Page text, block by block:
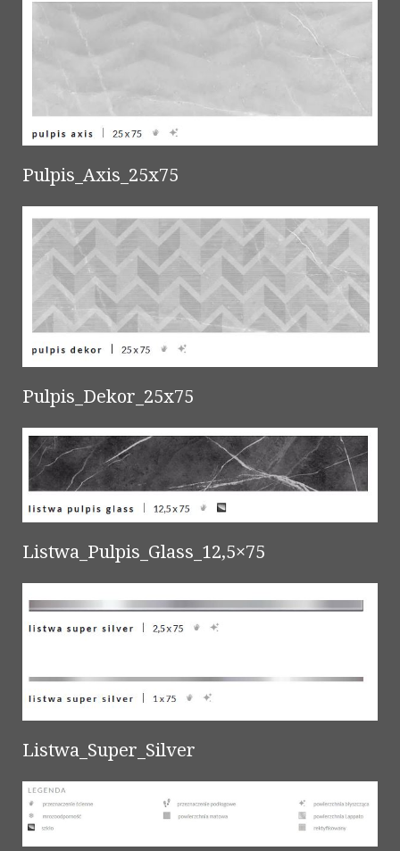
Pulpis_Axis_25x75
Pulpis_Dekor_25x75
Listwa_Pulpis_Glass_12,5×75
Listwa_Super_Silver